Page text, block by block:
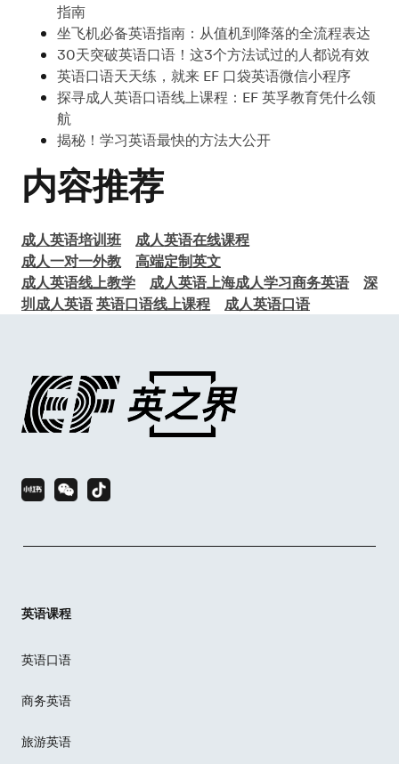
指南
坐飞机必备英语指南：从值机到降落的全流程表达
30天突破英语口语！这3个方法试过的人都说有效
英语口语天天练，就来 EF 口袋英语微信小程序
探寻成人英语口语线上课程：EF 英孚教育凭什么领
航
揭秘！学习英语最快的方法大公开
内容推荐
成人英语培训班
成人英语在线课程
成人一对一外教
高端定制英文
成人英语线上教学
成人英语上海成人学习商务英语
深
圳成人英语英语口语线上课程 成人英语口语
英语课程
英语口语
商务英语
旅游英语